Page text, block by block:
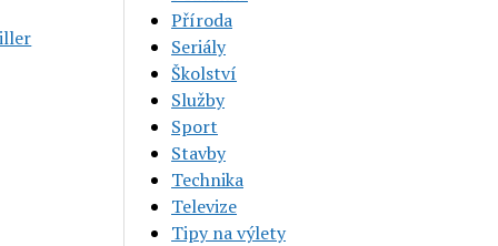
Příroda
Seriály
Školství
Služby
Sport
Stavby
Technika
Televize
Tipy na výlety